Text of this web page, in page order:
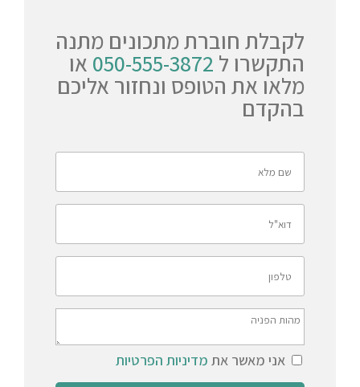
לקבלת חוברת מתכונים מתנה
התקשרו ל 050-555-3872 או
מלאו את הטופס ונחזור אליכם
בהקדם
אני מאשר את מדיניות הפרטיות